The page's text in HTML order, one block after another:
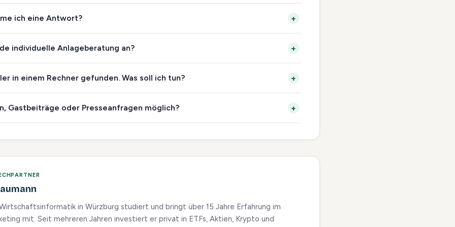
ich eine Antwort?
individuelle Anlageberatung an?
in einem Rechner gefunden. Was soll ich tun?
Gastbeiträge oder Presseanfragen möglich?
in Würzburg studiert und bringt über 15 Jahre Erfahrung im
mit. Seit mehreren Jahren investiert er privat in ETFs, Aktien, Krypto und